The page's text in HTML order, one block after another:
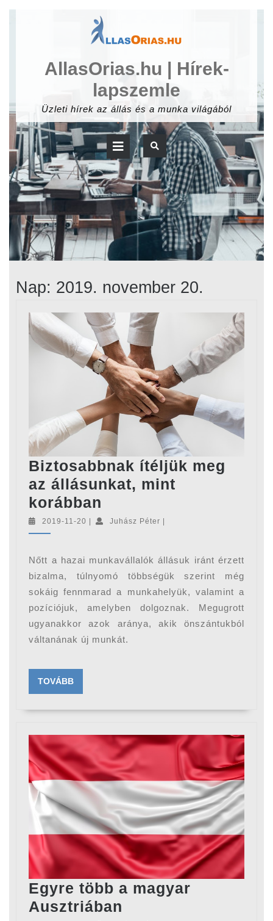
AllasOrias.hu | Hírek-
lapszemle
Üzleti hírek az állás és a munka világából
Open
Button
Nap: 2019. november 20.
Biztosabbnak ítéljük meg
az állásunkat, mint
korábban
ítéljük
az
állásunkat,
mint
korábban
2019-11-20 2019-
Juhász Péter Juhász
Nőtt a hazai munkavállalók állásuk iránt érzett
bizalma, túlnyomó többségük szerint még
sokáig fennmarad a munkahelyük, valamint a
pozíciójuk, amelyben dolgoznak. Megugrott
ugyanakkor azok aránya, akik önszántukból
váltanának új munkát.
TOVÁBBTOVÁBB
Egyre több a magyar
Ausztriában